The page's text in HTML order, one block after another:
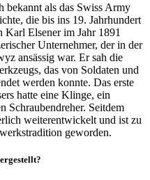
bekannt als das Swiss Army
die bis ins 19. Jahrhundert
Karl Elsener im Jahr 1891
Unternehmer, der in der
ansässig war. Er sah die
das von Soldaten und
werden konnte. Das erste
hatte eine Klinge, ein
Schraubendreher. Seitdem
weiterentwickelt und ist zu
geworden.